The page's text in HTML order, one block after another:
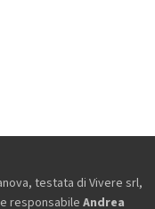
testata di Vivere srl,
responsabile Andrea